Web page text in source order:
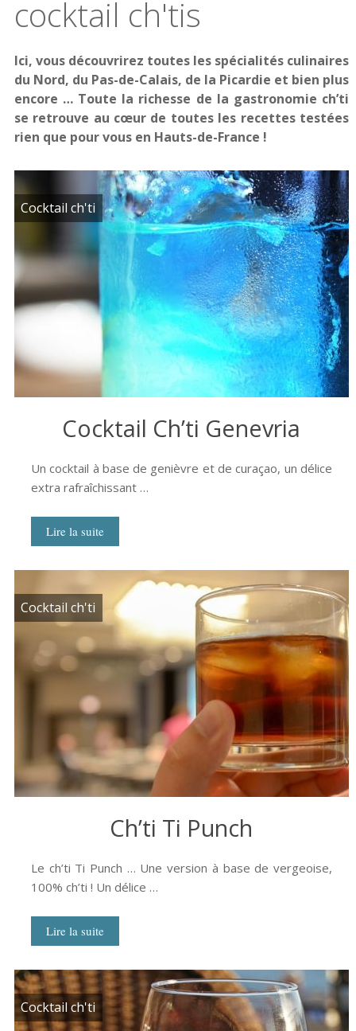
cocktail ch'tis
Ici, vous découvrirez toutes les spécialités culinaires
du Nord, du Pas-de-Calais, de la Picardie et bien plus
encore … Toute la richesse de la gastronomie ch’ti
se retrouve au cœur de toutes les recettes testées
rien que pour vous en Hauts-de-France !
Cocktail ch'ti
Cocktail Ch’ti Genevria
Un cocktail à base de genièvre et de curaçao, un délice
extra rafraîchissant …
Lire la suite
Cocktail ch'ti
Ch’ti Ti Punch
Le ch’ti Ti Punch … Une version à base de vergeoise,
100% ch’ti ! Un délice …
Lire la suite
Cocktail ch'ti